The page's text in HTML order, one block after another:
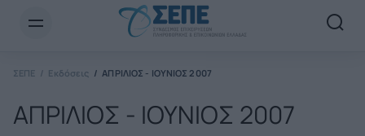
ΣΕΠΕ Εκδόσεις ΑΠΡΙΛΙΟΣ - ΙΟΥΝΙΟΣ 2007
ΑΠΡΙΛΙΟΣ - ΙΟΥΝΙΟΣ 2007
Newsletter Email*